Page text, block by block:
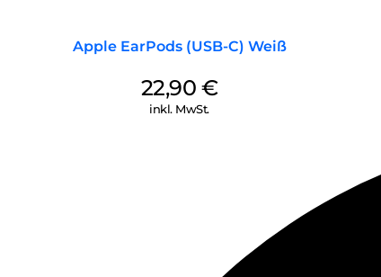
Apple EarPods (USB-C) Weiß
22,90 €
inkl. MwSt.